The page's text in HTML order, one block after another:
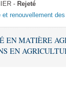
- Rejeté
renouvellement
EN MATIÈRE